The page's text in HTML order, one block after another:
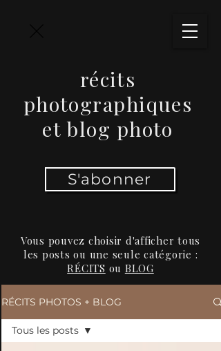
récits
photographiques
et blog photo
S'abonner
Vous pouvez choisir d'afficher tous
les posts ou une seule catégorie :
RÉCITS ou BLOG
RÉCITS PHOTOS + BLOG
Tous les posts